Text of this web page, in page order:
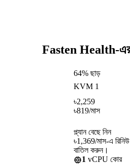
Fasten Health-এর
64% ছাড়
KVM 1
৳2,259
৳819/মাস
প্ল্যান বেছে নিন
৳1,369/মাস-এ
বাতিল করুন।
1 vCPU কোর